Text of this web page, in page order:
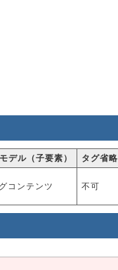
デル（子要素） タグ省略
コンテンツ 不可